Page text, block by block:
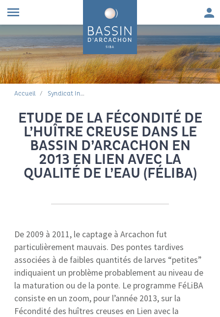
menu
FIL D'ARIANE
Accueil Syndicat Intercommunal du Bassin d'Arcachon
ETUDE DE LA FÉCONDITÉ DE
L’HUÎTRE CREUSE DANS LE
BASSIN D’ARCACHON EN
2013 EN LIEN AVEC LA
QUALITÉ DE L’EAU (FÉLIBA)
De 2009 à 2011, le captage à Arcachon fut
particulièrement mauvais. Des pontes tardives
associées à de faibles quantités de larves “petites”
indiquaient un problème probablement au niveau de
la maturation ou de la ponte. Le programme FéLiBA
consiste en un zoom, pour l’année 2013, sur la
Fécondité des huîtres creuses en Lien avec la